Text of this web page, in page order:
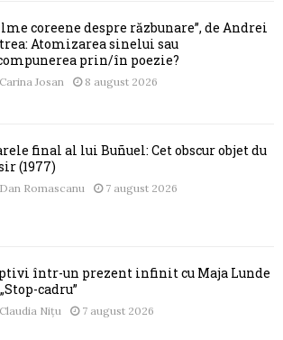
coreene despre răzbunare”, de Andrei
Atomizarea sinelui sau
prin/în poezie?
Carina Josan 8 august 2026
final al lui Buñuel: Cet obscur objet du
(1977)
Dan Romascanu 7 august 2026
într-un prezent infinit cu Maja Lunde
cadru”
Claudia Nițu 7 august 2026